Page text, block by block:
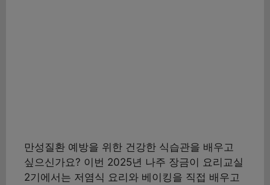
만성질환 예방을 위한 건강한 식습관을 배우고
싶으신가요? 이번 2025년 나주 장금이 요리교실
2기에서는 저염식 요리와 베이킹을 직접 배우고